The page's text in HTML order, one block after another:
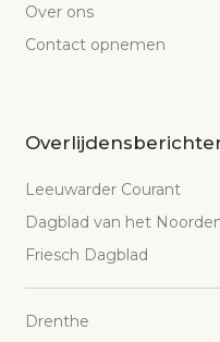
Over ons
Contact opnemen
Leeuwarder Courant
Dagblad van het
Friesch Dagblad
Drenthe